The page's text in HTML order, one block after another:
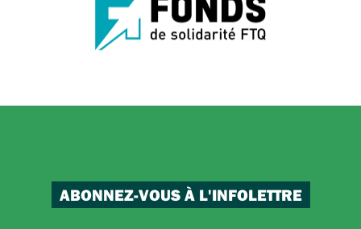
ABONNEZ-VOUS À L'INFOLETTRE